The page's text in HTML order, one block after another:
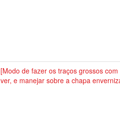
[Modo de fazer os traços grossos
ver, e manejar sobre a chapa